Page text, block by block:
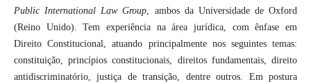
Public International Law Group , ambos da Universidade de Oxford
(Reino Unido). Tem experiência na área jurídica, com ênfase em
Direito Constitucional, atuando principalmente nos seguintes temas:
constituição, princípios constitucionais, direitos fundamentais, direito
antidiscriminatório, justiça de transição, dentre outros. Em postura